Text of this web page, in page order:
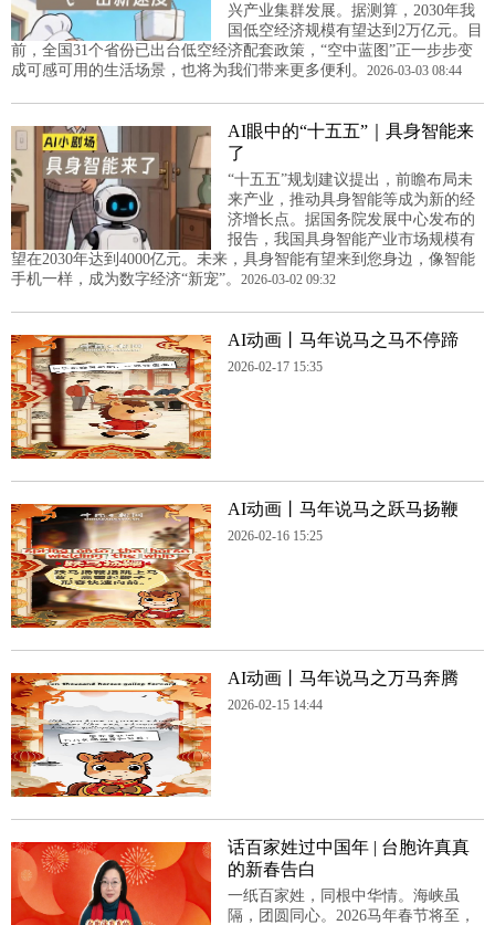
兴产业集群发展。据测算，2030年我
国低空经济规模有望达到2万亿元。目
前，全国31个省份已出台低空经济配套政策，“空中蓝图”正一步步变
成可感可用的生活场景，也将为我们带来更多便利。 2026-03-03 08:44
AI眼中的“十五五”｜具身智能来
了
“十五五”规划建议提出，前瞻布局未
来产业，推动具身智能等成为新的经
济增长点。据国务院发展中心发布的
报告，我国具身智能产业市场规模有
望在2030年达到4000亿元。未来，具身智能有望来到您身边，像智能
手机一样，成为数字经济“新宠”。 2026-03-02 09:32
AI动画丨马年说马之马不停蹄
2026-02-17 15:35
AI动画丨马年说马之跃马扬鞭
2026-02-16 15:25
AI动画丨马年说马之万马奔腾
2026-02-15 14:44
话百家姓过中国年 | 台胞许真真
的新春告白
一纸百家姓，同根中华情。海峡虽
隔，团圆同心。2026马年春节将至，